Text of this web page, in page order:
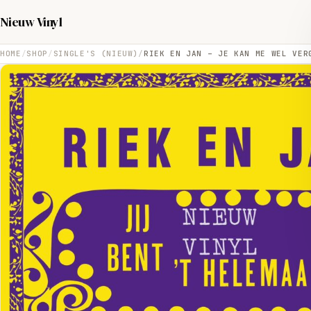
Nieuw Vinyl
HOME SHOP SINGLE'S (NIEUW) RIEK EN JAN – JE KAN ME WEL